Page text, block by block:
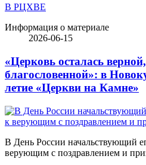
В РЦХВЕ
Информация о материале
2026-06-15
«Церковь осталась
благословенной»: в
летие «Церкви на Камне»
В День России начальствующий
верующим с поздравлением и